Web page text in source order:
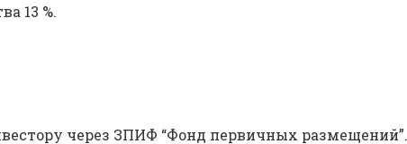
13 %.
через ЗПИФ “Фонд первичных размещений”.